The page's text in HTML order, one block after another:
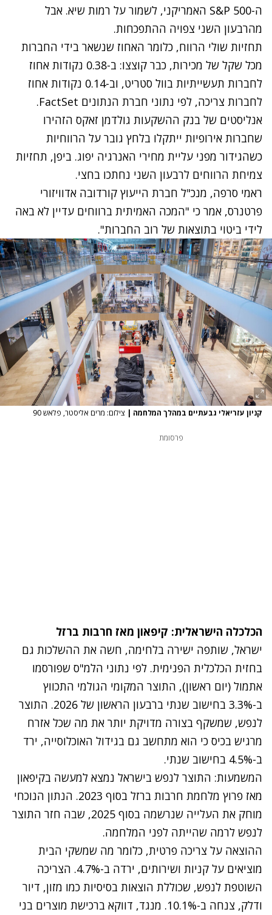
ה-S&P 500 האמריקני, לשמור על רמות שיא. אבל
מהרבעון השני צפויה ההתפכחות.
תחזיות שולי הרווח, כלומר האחוז שנשאר בידי החברות
מכל שקל של מכירות, כבר קוצצו: ב-0.38 נקודות אחוז
לחברות תעשייתיות בוול סטריט, וב-0.14 נקודות אחוז
לחברות צריכה, לפי נתוני חברת הנתונים FactSet.
אנליסטים של בנק ההשקעות גולדמן זאקס הזהירו
שחברות אירופיות ייתקלו בלחץ גובר על הרווחיות
כשהגידור מפני עליית מחירי האנרגיה יפוג. ביפן, תחזיות
צמיחת הרווחים לרבעון השני נחתכו בחצי.
ראמי סרפה, מנכ"ל חברת הייעוץ קורדובה אדוויזורי
פרטנרס, אמר כי "המכה האמיתית ברווחים עדיין לא באה
לידי ביטוי בתוצאות של רוב החברות".
קניון עזריאלי גבעתיים במהלך המלחמה | צילום: מרים אליסטר, פלאש 90
פרסומת
הכלכלה הישראלית: קיפאון מאז חרבות ברזל
ישראל, שותפה ישירה בלחימה, חשה את ההשלכות גם
בחזית הכלכלית הפנימית. לפי נתוני הלמ"ס שפורסמו
אתמול (יום ראשון), התוצר המקומי הגולמי התכווץ
ב-3.3% בחישוב שנתי ברבעון הראשון של 2026. התוצר
לנפש, שמשקף בצורה מדויקת יותר את מה שכל אזרח
מרגיש בכיס כי הוא מתחשב גם בגידול האוכלוסייה, ירד
ב-4.5% בחישוב שנתי.
המשמעות: התוצר לנפש בישראל נמצא למעשה בקיפאון
מאז פרוץ מלחמת חרבות ברזל בסוף 2023. הנתון הנוכחי
מוחק את העלייה שנרשמה בסוף 2025, שבה חזר התוצר
לנפש לרמה שהייתה לפני המלחמה.
ההוצאה על צריכה פרטית, כלומר מה שמשקי הבית
מוציאים על קניות ושירותים, ירדה ב-4.7%. הצריכה
השוטפת לנפש, שכוללת הוצאות בסיסיות כמו מזון, דיור
ודלק, צנחה ב-10.1%. מנגד, דווקא ברכישת מוצרים בני